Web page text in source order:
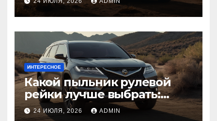
ИНТЕРЕСНОЕ
Какой пыльник рулевой
рейки лучше выбрать:
оригинальный или аналог,
24 ИЮЛЯ, 2026 ADMIN